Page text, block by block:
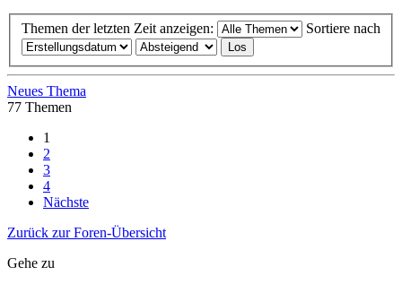
Themen der letzten Zeit anzeigen: Sortiere nach
Neues Thema
77 Themen
1
2
3
4
Nächste
Zurück zur Foren-Übersicht
Gehe zu